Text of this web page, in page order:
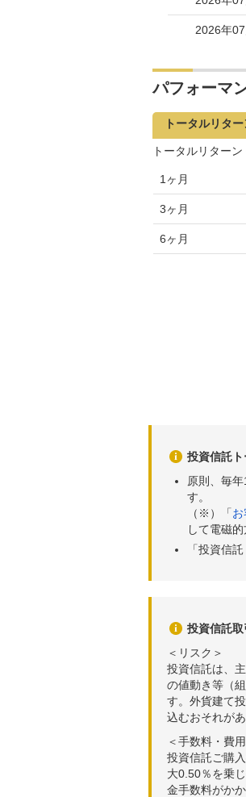
2026年
2026年07
2026年07
2026年07
2026年
2026年
2026年
2026年
2026年
2026年
2026年
2026年06
2026年
2026年
2026年06
2026年
パフォーマ
トータルリタ
トータルリターン
1ヶ月
3ヶ月
6ヶ月
投資信託
原則、毎
す。
（※）「
して電磁
「投資信
投資信託
＜リスク＞
投資信託は、
の値動き等（
す。外貨建て
込むおそれが
＜手数料・費
投資信託ご購
大0.50％を乗
金手数料がか